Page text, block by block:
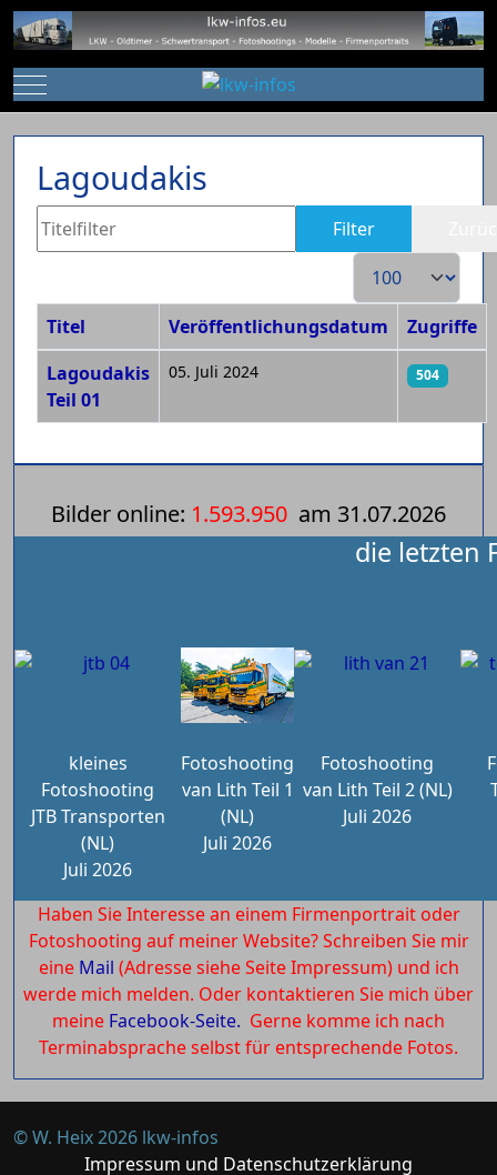
Mobile Menu Toggle
Lagoudakis
Titelfilter Filter
Anzeige #
Beiträge
Titel Veröffentlichungsdatum
Zugriffe
Lagoudakis
Teil 01
05. Juli 2024 504
Bilder online: 1.593.950 am 31.07.2026
die letzten
kleines
Fotoshooting
JTB Transporten
(NL)
Juli 2026
Fotoshooting
van Lith Teil 1
(NL)
Juli 2026
Fotoshooting
van Lith Teil 2 (NL)
Juli 2026
Haben Sie Interesse an einem Firmenportrait oder
Fotoshooting auf meiner Website? Schreiben Sie mir
eine Mail (Adresse siehe Seite Impressum) und ich
werde mich melden. Oder kontaktieren Sie mich über
meine Facebook-Seite. Gerne komme ich nach
Terminabsprache selbst für entsprechende Fotos.
© W. Heix 2026 lkw-infos
Impressum und Datenschutzerklärung